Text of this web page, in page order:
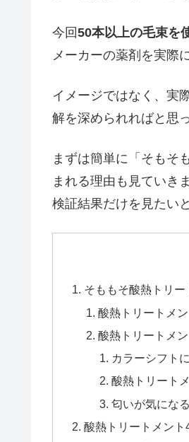
今回50本以上の毛束を
メーカーの薬剤を実際
イメージではなく、実
解を深められればと思
まずは簡単に「そもそ
まれる理由も見ていき
検証結果だけを見たい
そももそ酸熱トリー
酸熱トリートメ
酸熱トリートメ
カラーシフト
酸熱トリート
匂いが気になる
酸熱トリートメン